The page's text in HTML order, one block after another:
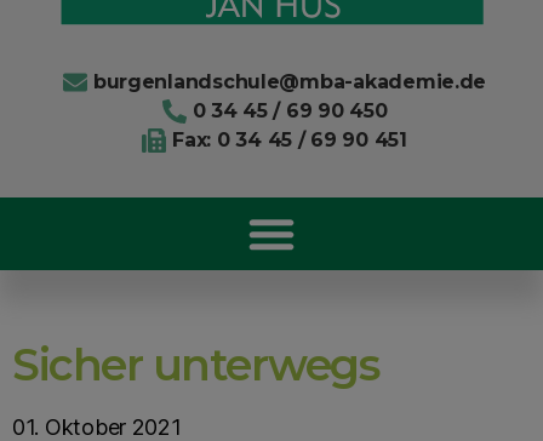
burgenlandschule@mba-akademie.de
0 34 45 / 69 90 450
Fax: 0 34 45 / 69 90 451
Sicher unterwegs
01. Oktober 2021